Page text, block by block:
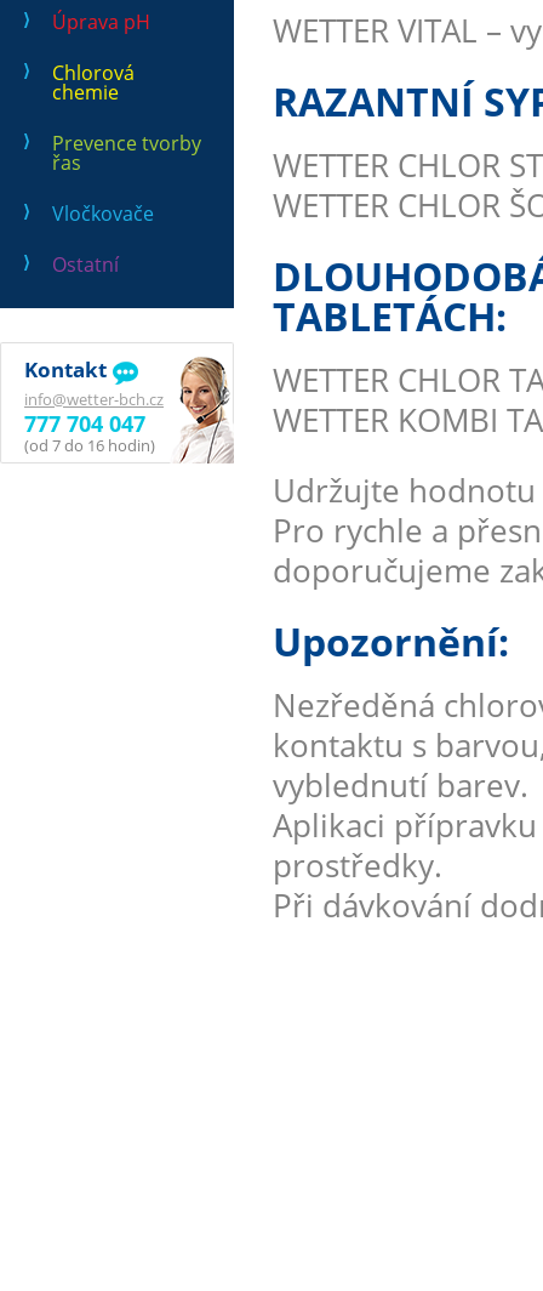
Úprava pH
Chlorová
chemie
Prevence tvorby
řas
Vločkovače
Ostatní
Kontakt
info@wetter-bch.cz
777 704 047
(od 7 do 16 hodin)
WETTER VITAL
RAZANTNÍ
WETTER CHLOR
WETTER CHLOR
TABLETÁCH:
WETTER CHLOR
WETTER KOMBI
Udržujte
Pro rychle a
doporučujeme
Upozornění:
Nezředěná
kontaktu s
vyblednutí barev.
Aplikaci
prostředky.
Při dávkování